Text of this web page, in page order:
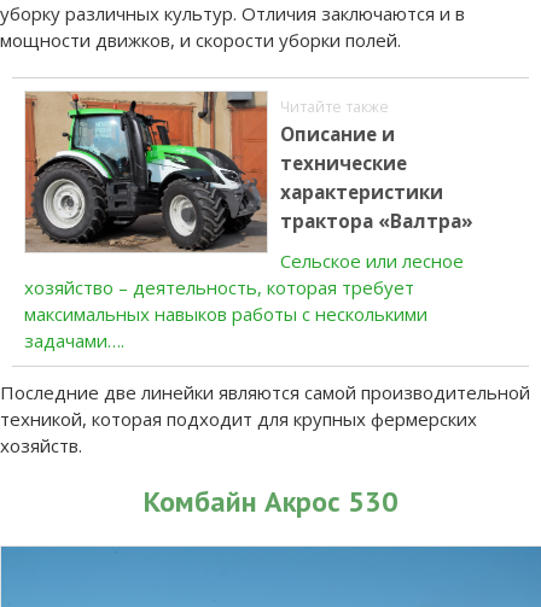
уборку различных культур. Отличия заключаются и в
мощности движков, и скорости уборки полей.
Читайте также
Описание и
технические
характеристики
трактора «Валтра»
Сельское или лесное
хозяйство – деятельность, которая требует
максимальных навыков работы с несколькими
задачами….
Последние две линейки являются самой производительной
техникой, которая подходит для крупных фермерских
хозяйств.
Комбайн Акрос 530